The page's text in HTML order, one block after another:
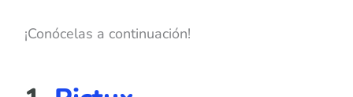
¡Conócelas a continuación!